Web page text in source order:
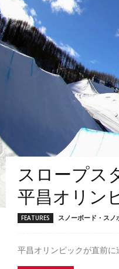
スロープス
平昌オリン
FEATURES スノーボード・スノ
平昌オリンピックが直前